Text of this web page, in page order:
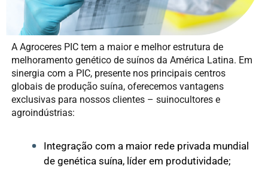
A Agroceres PIC tem a maior e melhor estrutura de
melhoramento genético de suínos da América Latina. Em
sinergia com a PIC, presente nos principais centros
globais de produção suína, oferecemos vantagens
exclusivas para nossos clientes – suinocultores e
agroindústrias:
Integração com a maior rede privada mundial
de genética suína, líder em produtividade;​